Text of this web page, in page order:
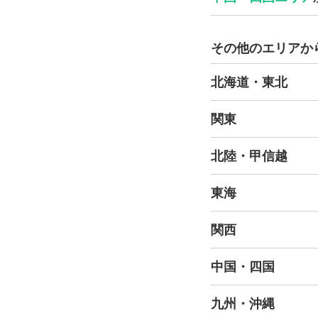
その他のエリアか
北海道・東北
関東
北陸・甲信越
東海
関西
中国・四国
九州・沖縄